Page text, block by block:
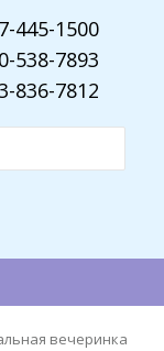
445-1500
538-7893
836-7812
вечеринка